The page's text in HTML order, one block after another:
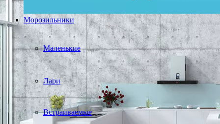
Морозильники
Маленькие
Лари
Встраиваемые